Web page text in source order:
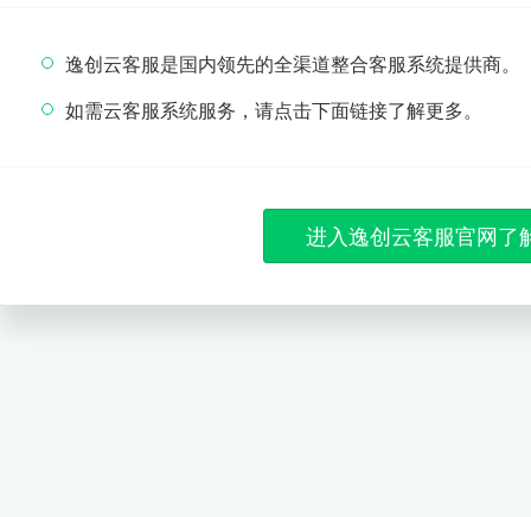
逸创云客服是国内领先的全渠道整合客服系统提供商。
如需云客服系统服务，请点击下面链接了解更多。
进入逸创云客服官网了